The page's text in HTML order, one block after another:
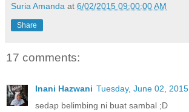
Suria Amanda at 6/02/2015 09:00:00 AM
Share
17 comments:
Inani Hazwani Tuesday, June 02, 2015
sedap belimbing ni buat sambal ;D